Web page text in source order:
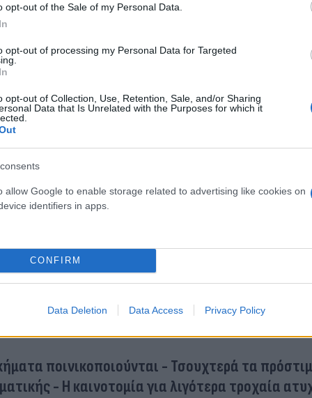
opt-out of the Sale of my Personal Data.
opt-out of processing my Personal Data for Targeted
opt-out of Collection, Use, Retention, Sale, and/or Sharing
Data that Is Unrelated with the Purposes for which it
allow Google to enable storage related to advertising like cookies on
identifiers in apps.
CONFIRM
Data Deletion Data Access Privacy Policy
να μειώσει έως και κατά 50% τα τροχαία
30% την κατανάλωση καυσίμου και των
έρευνες όσο και από την εμπειρία
όπως οι Ηνωμένες Πολιτείες, η Ιταλία, το
Flash.grστην αναζήτηση τηςGoogle
ποινικοποιούνται - Τσουχτερά τα
- Η καινοτομία για λιγότερα τροχαία